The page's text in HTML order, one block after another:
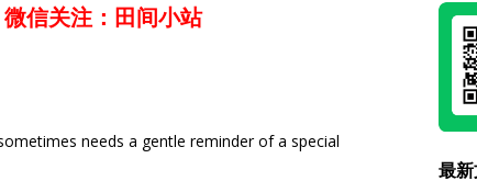
信关注：田间小站
needs a gentle reminder of a special
最